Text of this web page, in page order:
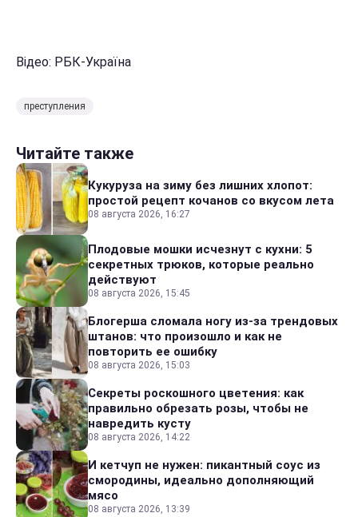
Відео: РБК-Україна
преступления
Читайте также
Кукуруза на зиму без лишних хлопот:
простой рецепт кочанов со вкусом лета
08 августа 2026, 16:27
Плодовые мошки исчезнут с кухни: 5
секретных трюков, которые реально
действуют
08 августа 2026, 15:45
Блогерша сломала ногу из-за трендовых
штанов: что произошло и как не
повторить ее ошибку
08 августа 2026, 15:03
Секреты роскошного цветения: как
правильно обрезать розы, чтобы не
навредить кусту
08 августа 2026, 14:22
И кетчуп не нужен: пикантный соус из
смородины, идеально дополняющий
мясо
08 августа 2026, 13:39